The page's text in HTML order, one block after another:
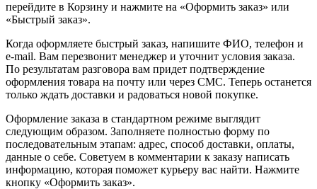
перейдите в Корзину и нажмите на «Оформить заказ» или
«Быстрый заказ».
Когда оформляете быстрый заказ, напишите ФИО, телефон и
e-mail. Вам перезвонит менеджер и уточнит условия заказа.
По результатам разговора вам придет подтверждение
оформления товара на почту или через СМС. Теперь останется
только ждать доставки и радоваться новой покупке.
Оформление заказа в стандартном режиме выглядит
следующим образом. Заполняете полностью форму по
последовательным этапам: адрес, способ доставки, оплаты,
данные о себе. Советуем в комментарии к заказу написать
информацию, которая поможет курьеру вас найти. Нажмите
кнопку «Оформить заказ».